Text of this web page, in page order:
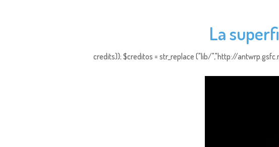
La
credits)); $creditos = str_replace ("lib/","http://